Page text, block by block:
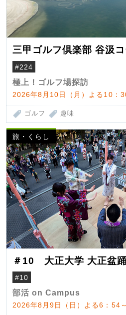
三甲ゴルフ倶楽部 谷汲
#224
極上！ゴルフ場探訪
2026年8月10日（月）よる10：
ゴルフ 趣味
旅・くらし
＃10 大正大学 大正盆
#10
部活 on Campus
2026年8月9日（日）よる6：54